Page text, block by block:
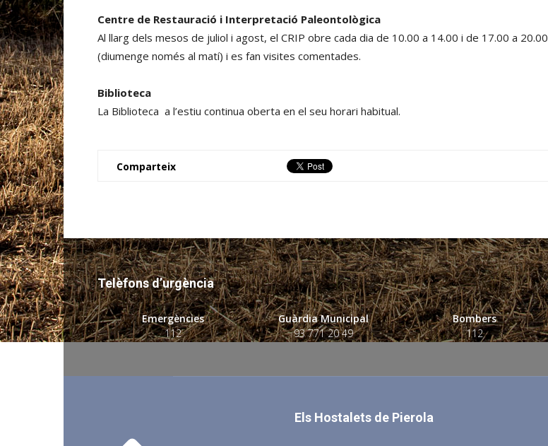
Centre de Restauració i Interpretació Paleontològica
Al llarg dels mesos de juliol i agost, el CRIP obre cada dia de 10.00 a 14.00 i de 17.00 a 20.00
(diumenge només al matí) i es fan visites comentades.
Biblioteca
La Biblioteca a l’estiu continua oberta en el seu horari habitual.
Comparteix
Telèfons d’urgència
Emergències
112
Guàrdia Municipal
93 771 20 49
Bombers
112
Els Hostalets de Pierola